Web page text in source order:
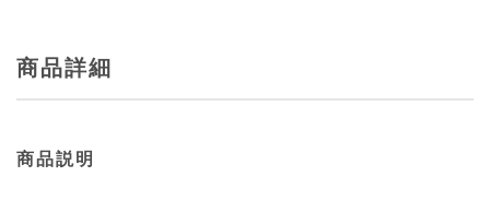
商品詳細
商品説明